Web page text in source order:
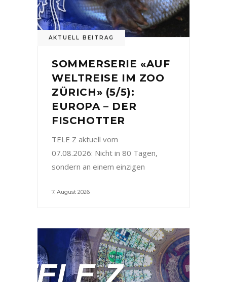
AKTUELL BEITRAG
SOMMERSERIE «AUF
WELTREISE IM ZOO
ZÜRICH» (5/5):
EUROPA – DER
FISCHOTTER
TELE Z aktuell vom
07.08.2026: Nicht in 80 Tagen,
sondern an einem einzigen
7. August 2026